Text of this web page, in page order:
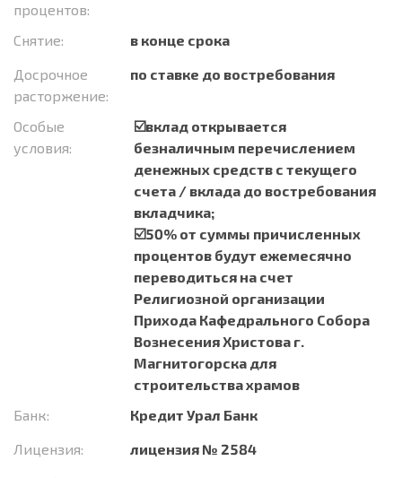
процентов:
Снятие:
в конце срока
Досрочное
расторжение:
по ставке до востребования
Особые
условия:
☑️вклад открывается
безналичным перечислением
денежных средств с текущего
счета / вклада до востребования
вкладчика;
☑️50% от суммы причисленных
процентов будут ежемесячно
переводиться на счет
Религиозной организации
Прихода Кафедрального Собора
Вознесения Христова г.
Магнитогорска для
строительства храмов
Банк:
Кредит Урал Банк
Лицензия:
лицензия № 2584